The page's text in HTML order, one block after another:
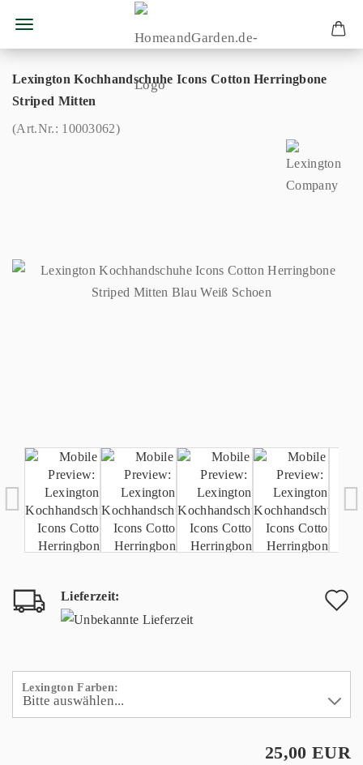
Lexington Kochhandschuhe Icons Cotton Herringbone
Striped Mitten
(Art.Nr.: 10003062)
Lieferzeit:
Lexington Farben:
25,00 EUR